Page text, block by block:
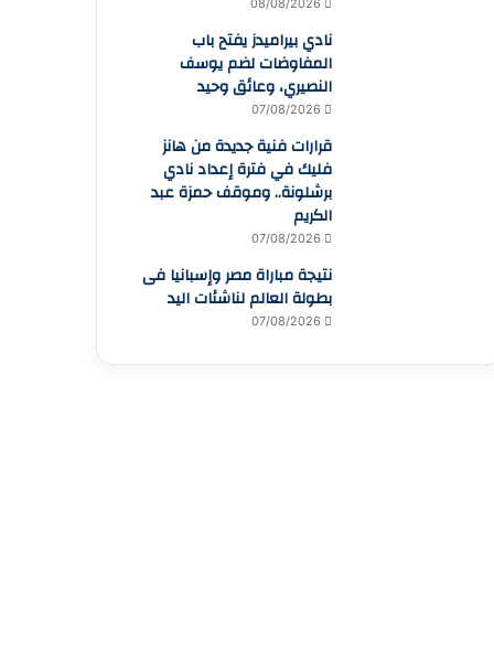
08/08/2026
نادي بيراميدز يفتح باب
المفاوضات لضم يوسف
النصيري، وعائق وحيد
07/08/2026
قرارات فنية جديدة من هانز
فليك في فترة إعداد نادي
برشلونة.. وموقف حمزة عبد
الكريم
07/08/2026
نتيجة مباراة مصر وإسبانيا فى
بطولة العالم لناشئات اليد
07/08/2026